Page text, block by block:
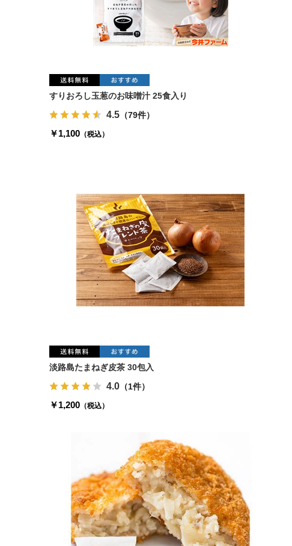
すりおろし玉葱のお味噌汁 25食入り
4.5 （79件）
￥1,100 （税込）
淡路島たまねぎ皮茶 30包入
4.0 （1件）
￥1,200 （税込）